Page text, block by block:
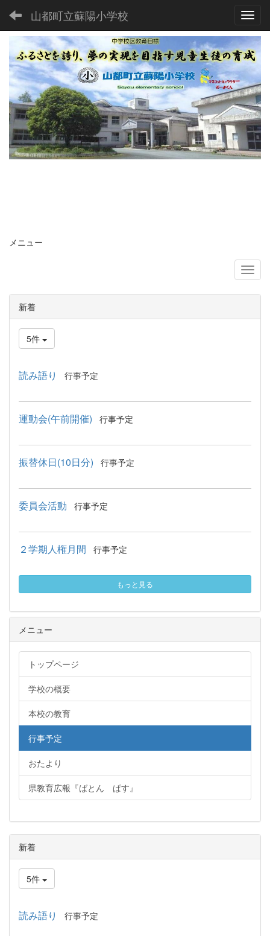
山都町立蘇陽小学校
メニュー
新着
5件
読み語り 行事予定
運動会(午前開催) 行事予定
振替休日(10日分) 行事予定
委員会活動 行事予定
２学期人権月間 行事予定
もっと見る
メニュー
トップページ
学校の概要
本校の教育
行事予定
おたより
県教育広報『ばとん ぱす』
新着
5件
読み語り 行事予定